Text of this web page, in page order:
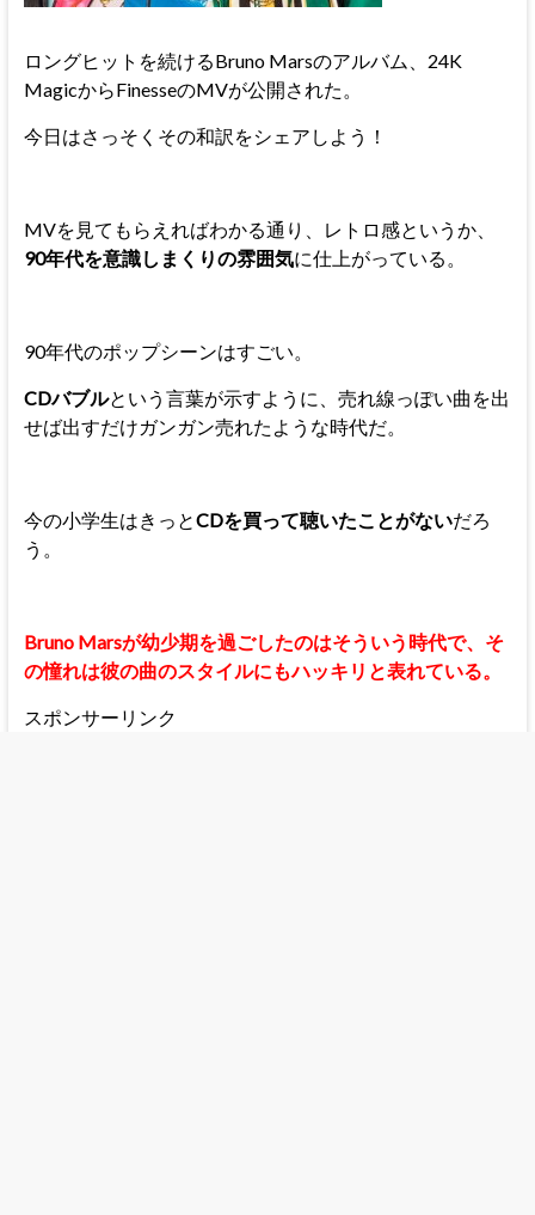
ロングヒットを続けるBruno Marsのアルバム、24K
MagicからFinesseのMVが公開された。
今日はさっそくその和訳をシェアしよう！
MVを見てもらえればわかる通り、レトロ感というか、
90年代を意識しまくりの雰囲気に仕上がっている。
90年代のポップシーンはすごい。
CDバブルという言葉が示すように、売れ線っぽい曲を出
せば出すだけガンガン売れたような時代だ。
今の小学生はきっとCDを買って聴いたことがないだろ
う。
Bruno Marsが幼少期を過ごしたのはそういう時代で、そ
の憧れは彼の曲のスタイルにもハッキリと表れている。
スポンサーリンク